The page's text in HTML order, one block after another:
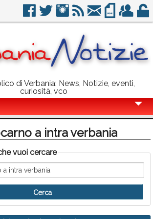
di Verbania: News, Notizie, eventi,
curiosità, vco
a intra verbania
vuoi cercare